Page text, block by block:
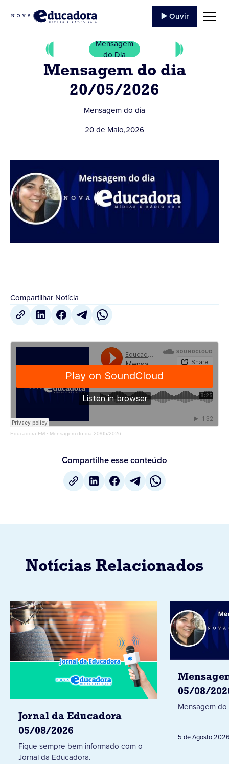
▶️ Ouvir
Mensagem
do Dia
Mensagem do dia
20/05/2026
Mensagem do dia
20 de Maio,2026
Compartilhar Notícia
Educadora FM · Mensagem do dia 20/05/2026
Compartilhe esse conteúdo
Notícias Relacionados
Jornal da Educadora
05/08/2026
Fique sempre bem informado com o
Jornal da Educadora.
05/08/
Mensagem do
5 de Agosto,